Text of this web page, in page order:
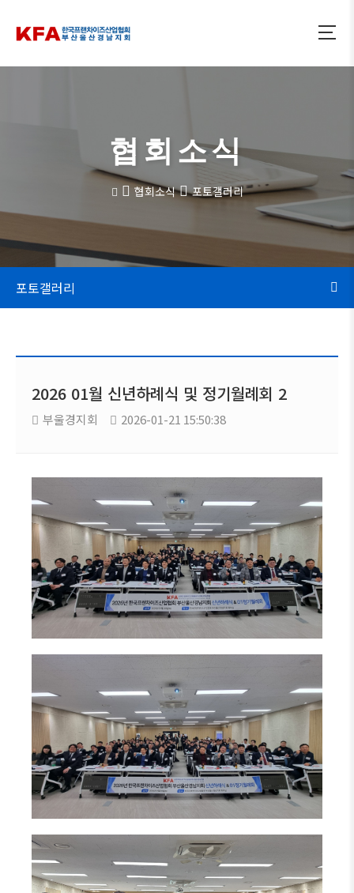
협회소식
협회소식 포토갤러리
포토갤러리
2026 01월 신년하례식 및 정기월례회 2
부울경지회 2026-01-21 15:50:38